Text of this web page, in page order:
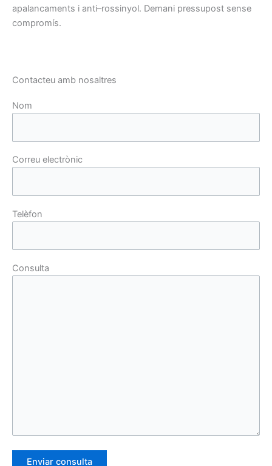
apalancaments i anti–rossinyol. Demani pressupost sense
compromís.
Contacteu amb nosaltres
Nom
Correu electrònic
Telèfon
Consulta